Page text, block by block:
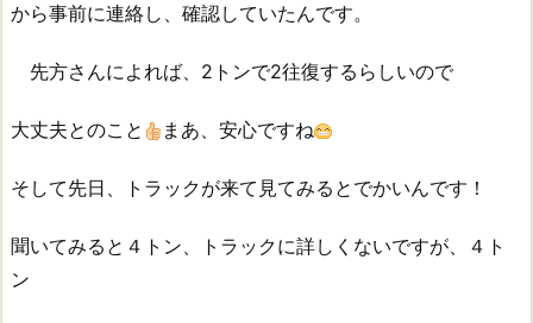
から事前に連絡し、確認していたんです。
先方さんによれば、2トンで2往復するらしいので
大丈夫とのこと まあ、安心ですね
そして先日、トラックが来て見てみるとでかいんです！
聞いてみると４トン、トラックに詳しくないですが、４ト
ン